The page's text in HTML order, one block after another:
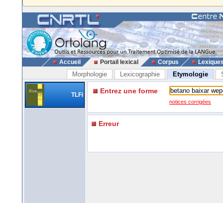
Accueil Portail lexical Corpus
Morphologie Lexicographie Etymologie
TLFi Entrez une forme
notices corrigées
Erreur